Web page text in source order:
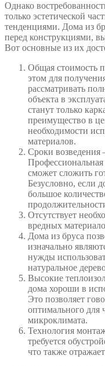
Однако
только эстетической
тенденциями. Дома из
перед конструкциями,
Вот основные из их
Общая стоимость
этом для
рассматривать
объекта в
станут только
преимущество в
необходимости
материалов.
Сроки возведения
Профессиональная
сможет сложить
Безусловно, если
большое
Отсутствует
вредных
Дома из бруса
изначально
нужды
натуральное
Высокие
дома хороши в
Это позволяет
оптимального для
микроклимата.
Технология
требуется
что также